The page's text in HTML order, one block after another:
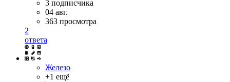
3 подписчика
04 авг.
363 просмотра
2
ответа
Железо
+1 ещё